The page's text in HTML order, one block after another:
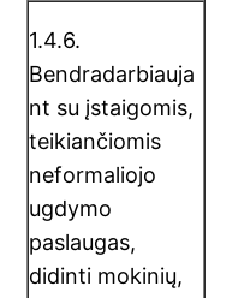
1.4.6.
Bendradarbiauja
nt su įstaigomis,
teikiančiomis
neformaliojo
ugdymo
paslaugas,
didinti mokinių,